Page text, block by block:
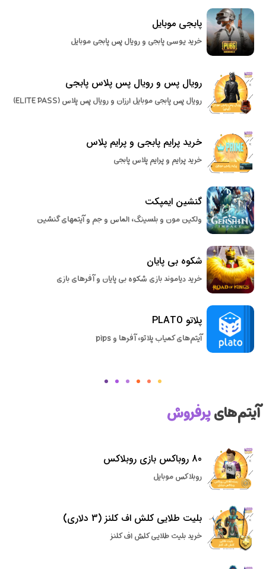
پابجی موبایل
خرید یوسی پابجی و رویال پس پابجی موبایل
رویال پس و رویال پس پلاس پابجی
رویال پس پابجی موبایل ارزان و رویال پس پلاس (ELITE PASS)
خرید پرایم پابجی و پرایم پلاس
خرید پرایم و پرایم پلاس پابجی
گنشین ایمپکت
ولکین مون و بلسینگ، الماس و جم و آیتمهای گنشین
شکوه بی پایان
خرید دیاموند بازی شکوه بی پایان و آفرهای بازی
پلاتو PLATO
آیتم‌های کمیاب پلاتو، آفرها و pips
آیتم‌هایپرفروش
80 روباکس بازی روبلاکس
روبلاکس موبایل
بلیت طلایی کلش اف کلنز (3 دلاری)
خرید بلیت طلایی کلش اف کلنز